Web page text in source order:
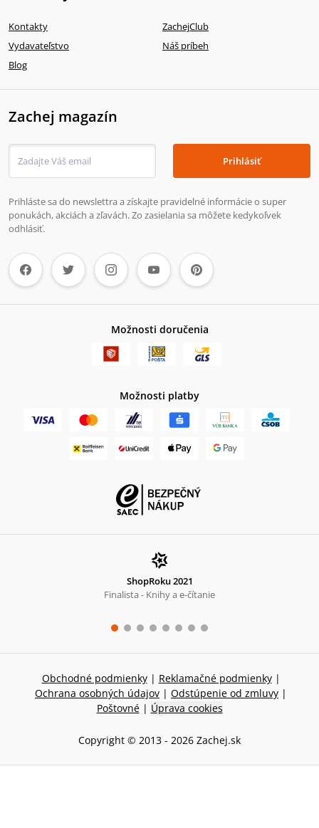
Kontakty
ZachejClub
Vydavateľstvo
Náš príbeh
Blog
Zachej magazín
Prihlásiť
Prihláste sa do newslettra a získajte pravidelné informácie o super
ponukách, akciách a zľavách. Zo zasielania sa môžete kedykoľvek
odhlásiť.
Možnosti doručenia
Možnosti platby
ShopRoku 2021
Finalista - Knihy a e-čítanie
Obchodné podmienky | Reklamačné podmienky |
Ochrana osobných údajov | Odstúpenie od zmluvy |
Poštovné | Úprava cookies
Copyright © 2013 - 2026 Zachej.sk